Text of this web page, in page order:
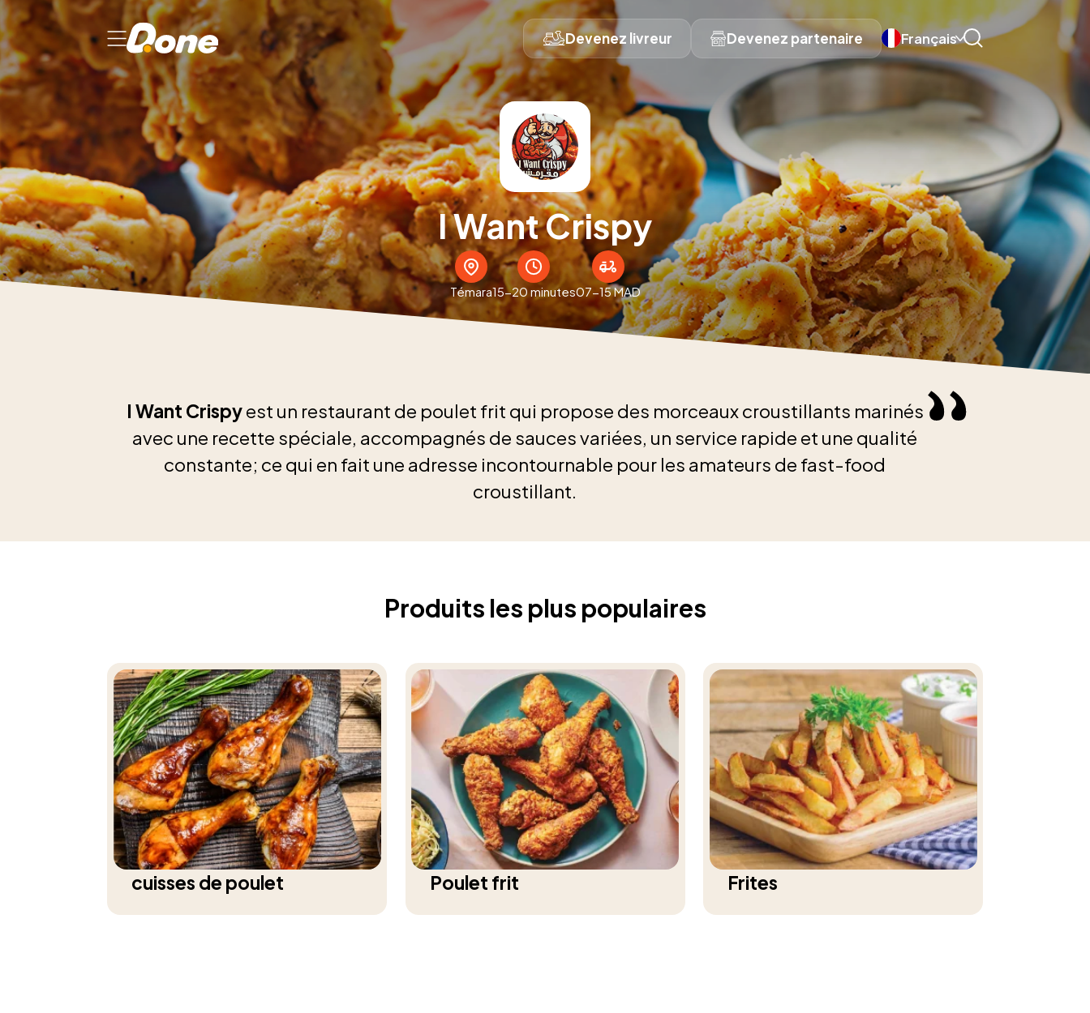
Devenez livreur Devenez partenaire Français
I Want Crispy
Témara15-20 minutes07-15 MAD
I Want Crispyest un restaurant de poulet frit qui propose des morceaux croustillants marinés
avec une recette spéciale, accompagnés de sauces variées, un service rapide et une qualité
constante; ce qui en fait une adresse incontournable pour les amateurs de fast-food
croustillant.
Produits les plus populaires
cuisses de poulet Poulet frit Frites